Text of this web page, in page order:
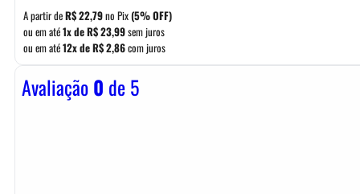
preço:
R$ 23,99
através
A partir deR$22,79no Pix(5% OFF)
ou em até1x deR$23,99sem juros
ou em até12x deR$2,86com juros
Avaliação0 de 5